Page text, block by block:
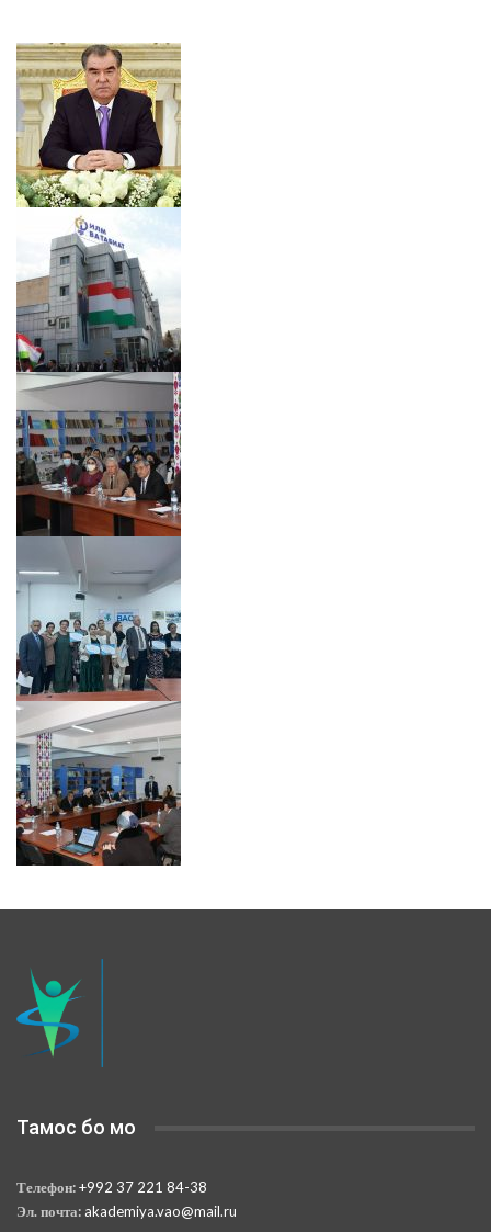
Тамос бо мо
Телефон:+992 37 221 84-38
Эл. почта: akademiya.vao@mail.ru